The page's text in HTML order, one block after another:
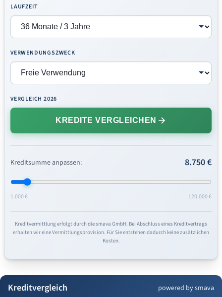
LAUFZEIT
VERWENDUNGSZWECK
VERGLEICH 2026
KREDITE VERGLEICHEN
Kreditsumme anpassen: 8.750 €
1.000 € 120.000 €
Kreditvermittlung erfolgt durch die smava GmbH. Bei Abschluss eines Kreditvertrags
erhalten wir eine Vermittlungsprovision. Für Sie entstehen dadurch keine zusätzlichen
Kosten.
Kreditvergleich powered by smava